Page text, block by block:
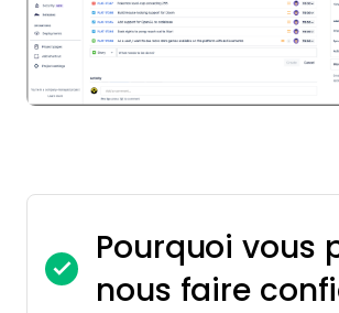
Pourquoi vous
nous faire